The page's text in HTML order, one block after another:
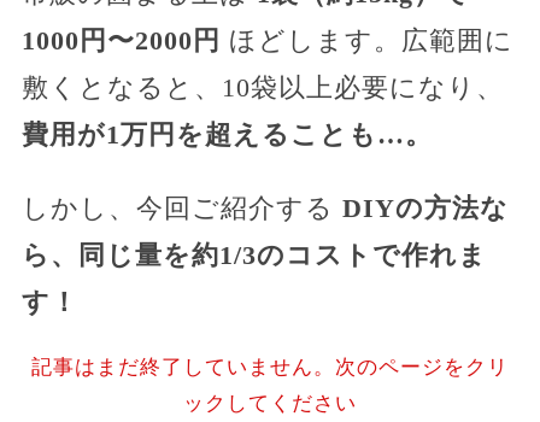
1000円〜2000円 ほどします。広範囲に
敷くとなると、10袋以上必要になり、
費用が1万円を超えることも…。
しかし、今回ご紹介する DIYの方法な
ら、同じ量を約1/3のコスト で作れま
す！
記事はまだ終了していません。次のページをクリ
ックしてください